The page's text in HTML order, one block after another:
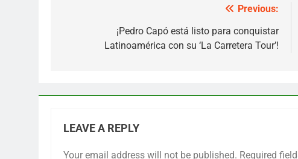
navigation
Previous:
¡Pedro Capó está listo para conquistar
Latinoamérica con su ‘La Carretera Tour’!
LEAVE A REPLY
Your email address will not be published. Required